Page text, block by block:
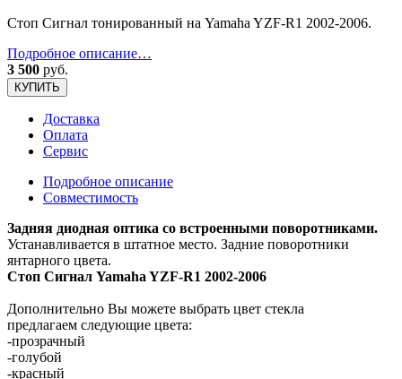
Стоп Сигнал тонированный на Yamaha YZF-R1 2002-2006.
Подробное описание…
3 500 руб.
КУПИТЬ
Доставка
Оплата
Сервис
Подробное описание
Совместимость
Задняя диодная оптика со встроенными поворотниками.
Устанавливается в штатное место. Задние поворотники
янтарного цвета.
Стоп Сигнал Yamaha YZF-R1 2002-2006
Дополнительно Вы можете выбрать цвет стекла
предлагаем следующие цвета:
-прозрачный
-голубой
-красный